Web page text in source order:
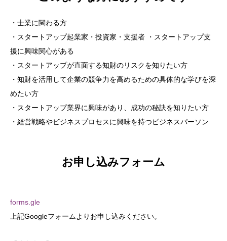
・士業に関わる方
・スタートアップ起業家・投資家・支援者 ・スタートアップ支
援に興味関心がある
・スタートアップが直面する知財のリスクを知りたい方
・知財を活用して企業の競争力を高めるための具体的な学びを深
めたい方
・スタートアップ業界に興味があり、成功の秘訣を知りたい方
・経営戦略やビジネスプロセスに興味を持つビジネスパーソン
お申し込みフォーム
forms.gle
上記Googleフォームよりお申し込みください。​